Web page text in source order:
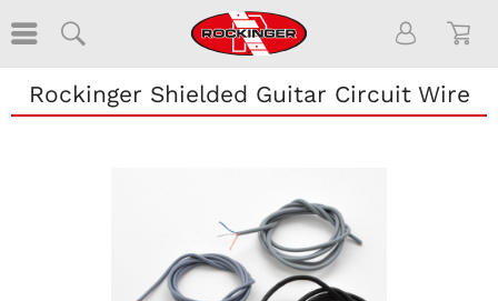
Rockinger Shielded Guitar Circuit Wire